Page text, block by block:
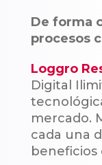
De forma
procesos
Loggro
Digital
mercado.
cada una